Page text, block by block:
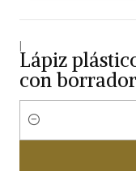
|
Lápiz
con
Cantidad